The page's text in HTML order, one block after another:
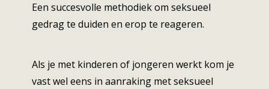
Een succesvolle methodiek om seksueel
gedrag te duiden en erop te reageren.
Als je met kinderen of jongeren werkt kom je
vast wel eens in aanraking met seksueel